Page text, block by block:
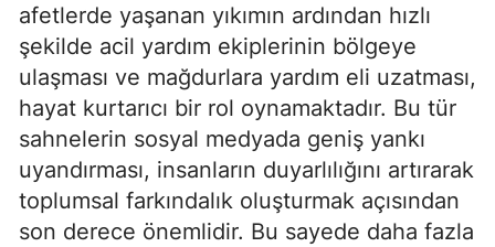
afetlerde yaşanan yıkımın ardından hızlı
şekilde acil yardım ekiplerinin bölgeye
ulaşması ve mağdurlara yardım eli uzatması,
hayat kurtarıcı bir rol oynamaktadır. Bu tür
sahnelerin sosyal medyada geniş yankı
uyandırması, insanların duyarlılığını artırarak
toplumsal farkındalık oluşturmak açısından
son derece önemlidir. Bu sayede daha fazla